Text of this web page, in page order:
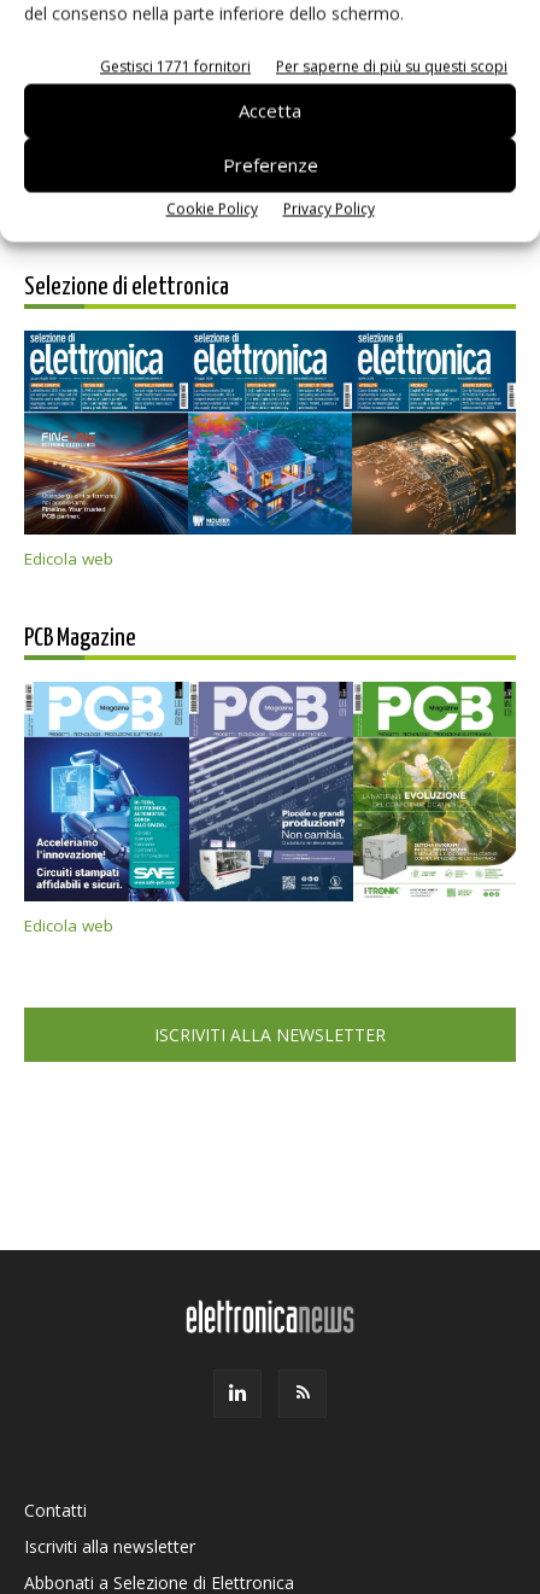
del consenso nella parte inferiore dello schermo.
Gestisci 1771 fornitori Per saperne di più su questi scopi
Accetta
Preferenze
Cookie Policy Privacy Policy
prossimi commenti.
Selezione di elettronica
Edicola web
PCB Magazine
Edicola web
ISCRIVITI ALLA NEWSLETTER
Contatti
Iscriviti alla newsletter
Abbonati a Selezione di Elettronica